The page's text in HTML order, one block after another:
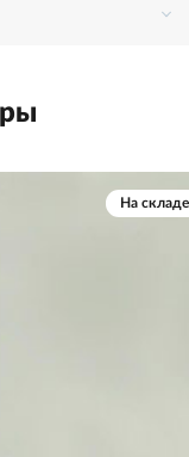
На складе